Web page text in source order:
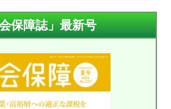
保障誌」最新号